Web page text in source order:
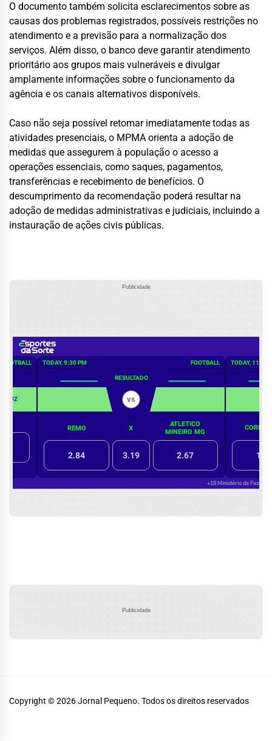
O documento também solicita esclarecimentos sobre as
causas dos problemas registrados, possíveis restrições no
atendimento e a previsão para a normalização dos
serviços. Além disso, o banco deve garantir atendimento
prioritário aos grupos mais vulneráveis e divulgar
amplamente informações sobre o funcionamento da
agência e os canais alternativos disponíveis.
Caso não seja possível retomar imediatamente todas as
atividades presenciais, o MPMA orienta a adoção de
medidas que assegurem à população o acesso a
operações essenciais, como saques, pagamentos,
transferências e recebimento de benefícios. O
descumprimento da recomendação poderá resultar na
adoção de medidas administrativas e judiciais, incluindo a
instauração de ações civis públicas.
Publicidade
Publicidade
Copyright © 2026Jornal Pequeno. Todos os direitos reservados